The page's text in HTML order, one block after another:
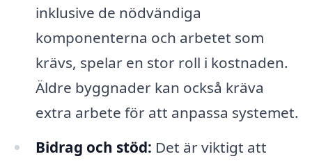
inklusive de nödvändiga
komponenterna och arbetet som
krävs, spelar en stor roll i kostnaden.
Äldre byggnader kan också kräva
extra arbete för att anpassa systemet.
Bidrag och stöd: Det är viktigt att